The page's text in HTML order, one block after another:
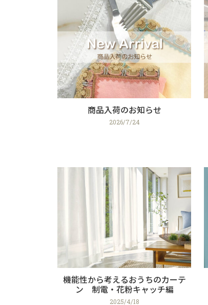
商品入荷のお知らせ
2026/7/24
機能性から考えるおうちのカーテ
ン 制電・花粉キャッチ編
2025/4/18